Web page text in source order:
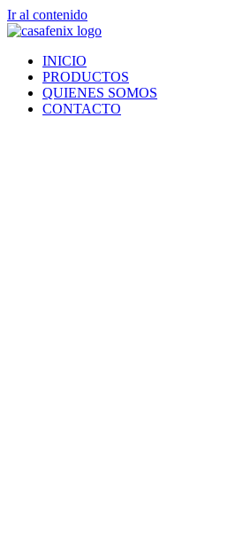
Ir al contenido
INICIO
PRODUCTOS
QUIENES SOMOS
CONTACTO